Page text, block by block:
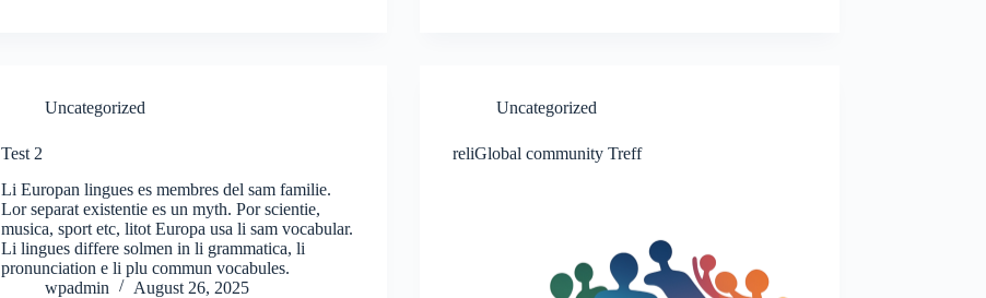
Uncategorized
Test 2
Li Europan lingues es membres del sam familie.
Lor separat existentie es un myth. Por scientie,
musica, sport etc, litot Europa usa li sam vocabular.
Li lingues differe solmen in li grammatica, li
pronunciation e li plu commun vocabules.
wpadmin
August 26, 2025
Uncategorized
reliGlobal community Treff